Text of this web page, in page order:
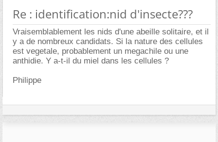
Re : identification:nid d'insecte???
Vraisemblablement les nids d'une abeille solitaire, et il
y a de nombreux candidats. Si la nature des cellules
est vegetale, probablement un megachile ou une
anthidie. Y a-t-il du miel dans les cellules ?
Philippe